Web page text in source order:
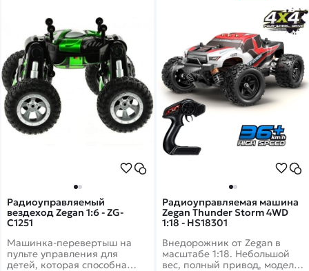
Радиоуправляемый
вездеход Zegan 1:6 - ZG-
C1251
Машинка-перевертыш на
пульте управления для
детей, которая способна
Радиоуправляемая машина
Zegan Thunder Storm 4WD
1:18 - HS18301
Внедорожник от Zegan в
масштабе 1:18. Небольшой
вес, полный привод, модель